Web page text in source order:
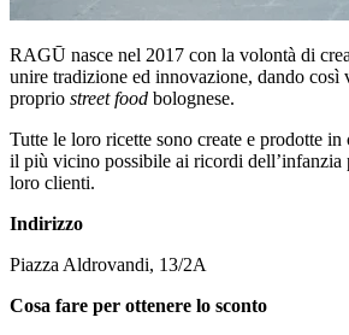
RAGŪ nasce nel 2017 con la volontà di
unire tradizione ed innovazione, dando così
proprio street food bolognese.
Tutte le loro ricette sono create e prodotte in
il più vicino possibile ai ricordi dell’infanzia
loro clienti.
Indirizzo
Piazza Aldrovandi, 13/2A
Cosa fare per ottenere lo sconto